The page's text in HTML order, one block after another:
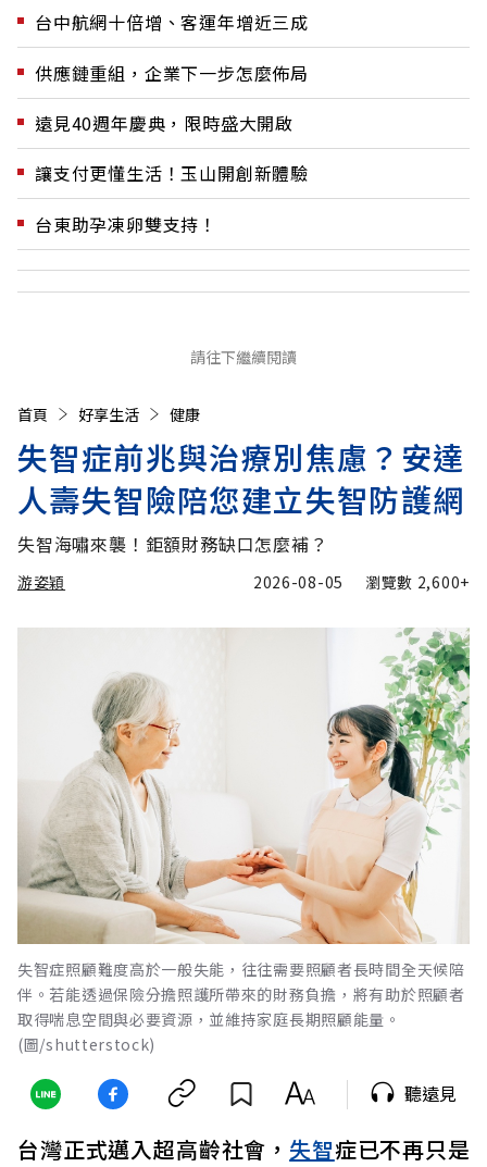
台中航網十倍增、客運年增近三成
供應鏈重組，企業下一步怎麼佈局
遠見40週年慶典，限時盛大開啟
讓支付更懂生活！玉山開創新體驗
台東助孕凍卵雙支持！
請往下繼續閱讀
首頁 好享生活 健康
失智症前兆與治療別焦慮？安達
人壽失智險陪您建立失智防護網
失智海嘯來襲！鉅額財務缺口怎麼補？
游姿穎 2026-08-05 瀏覽數 2,600+
失智症照顧難度高於一般失能，往往需要照顧者長時間全天候陪
伴。若能透過保險分擔照護所帶來的財務負擔，將有助於照顧者
取得喘息空間與必要資源，並維持家庭長期照顧能量。
(圖/shutterstock)
聽遠見
台灣正式邁入超高齡社會， 失智症已不再只是